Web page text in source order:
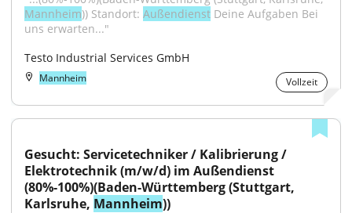
Mannheim)) Standort: Außendienst Deine Aufgaben Bei
uns erwarten..."
Testo Industrial Services GmbH
Mannheim Vollzeit
Gesucht: Servicetechniker / Kalibrierung /
Elektrotechnik (m/w/d) im Außendienst
(80%-100%)(Baden-Württemberg (Stuttgart,
Karlsruhe, Mannheim))